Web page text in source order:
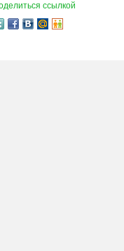
ссылкой